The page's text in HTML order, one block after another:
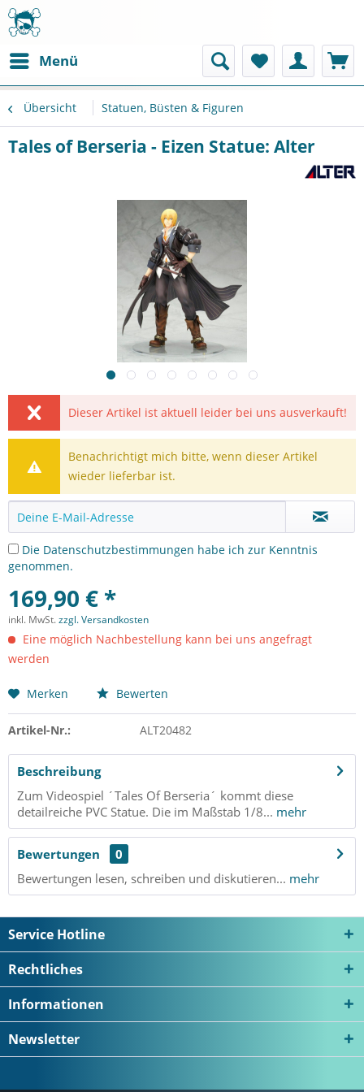
Menü
Übersicht Statuen, Büsten & Figuren
Tales of Berseria - Eizen Statue: Alter
Dieser Artikel ist aktuell leider bei uns ausverkauft!
Benachrichtigt mich bitte, wenn dieser Artikel
wieder lieferbar ist.
Die Datenschutzbestimmungen habe ich zur Kenntnis
genommen.
169,90 € *
inkl. MwSt.zzgl. Versandkosten
Eine möglich Nachbestellung kann bei uns angefragt
werden
Merken Bewerten
Artikel-Nr.: ALT20482
Beschreibung
Zum Videospiel ´Tales Of Berseria´ kommt diese
detailreiche PVC Statue. Die im Maßstab 1/8... mehr
Bewertungen
0
Bewertungen lesen, schreiben und diskutieren... mehr
Service Hotline
Rechtliches
Informationen
Newsletter